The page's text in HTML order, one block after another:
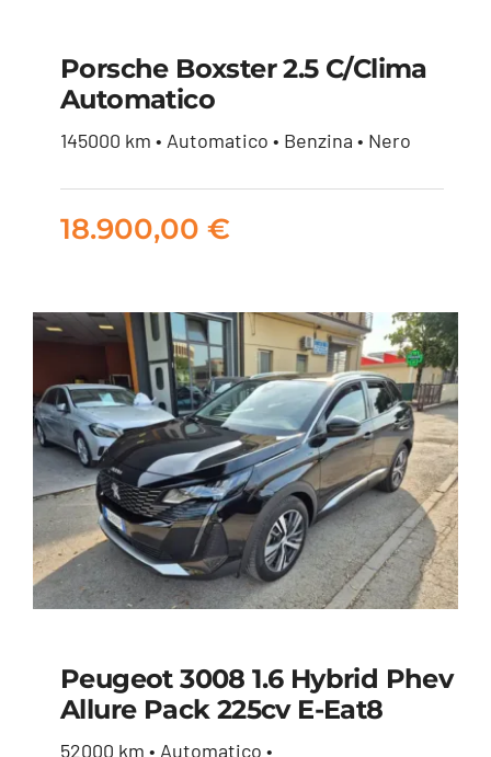
Porsche Boxster 2.5
18.900,00
Porsche Boxster 2.5 C/clima
Automatico
145000 km • Automatico • Benzina • Nero
18.900,00 €
Peugeot 3008 1.6
Peugeot 3008 1.6 Hybrid Phev
Allure Pack 225cv E-Eat8
52000 km • Automatico •